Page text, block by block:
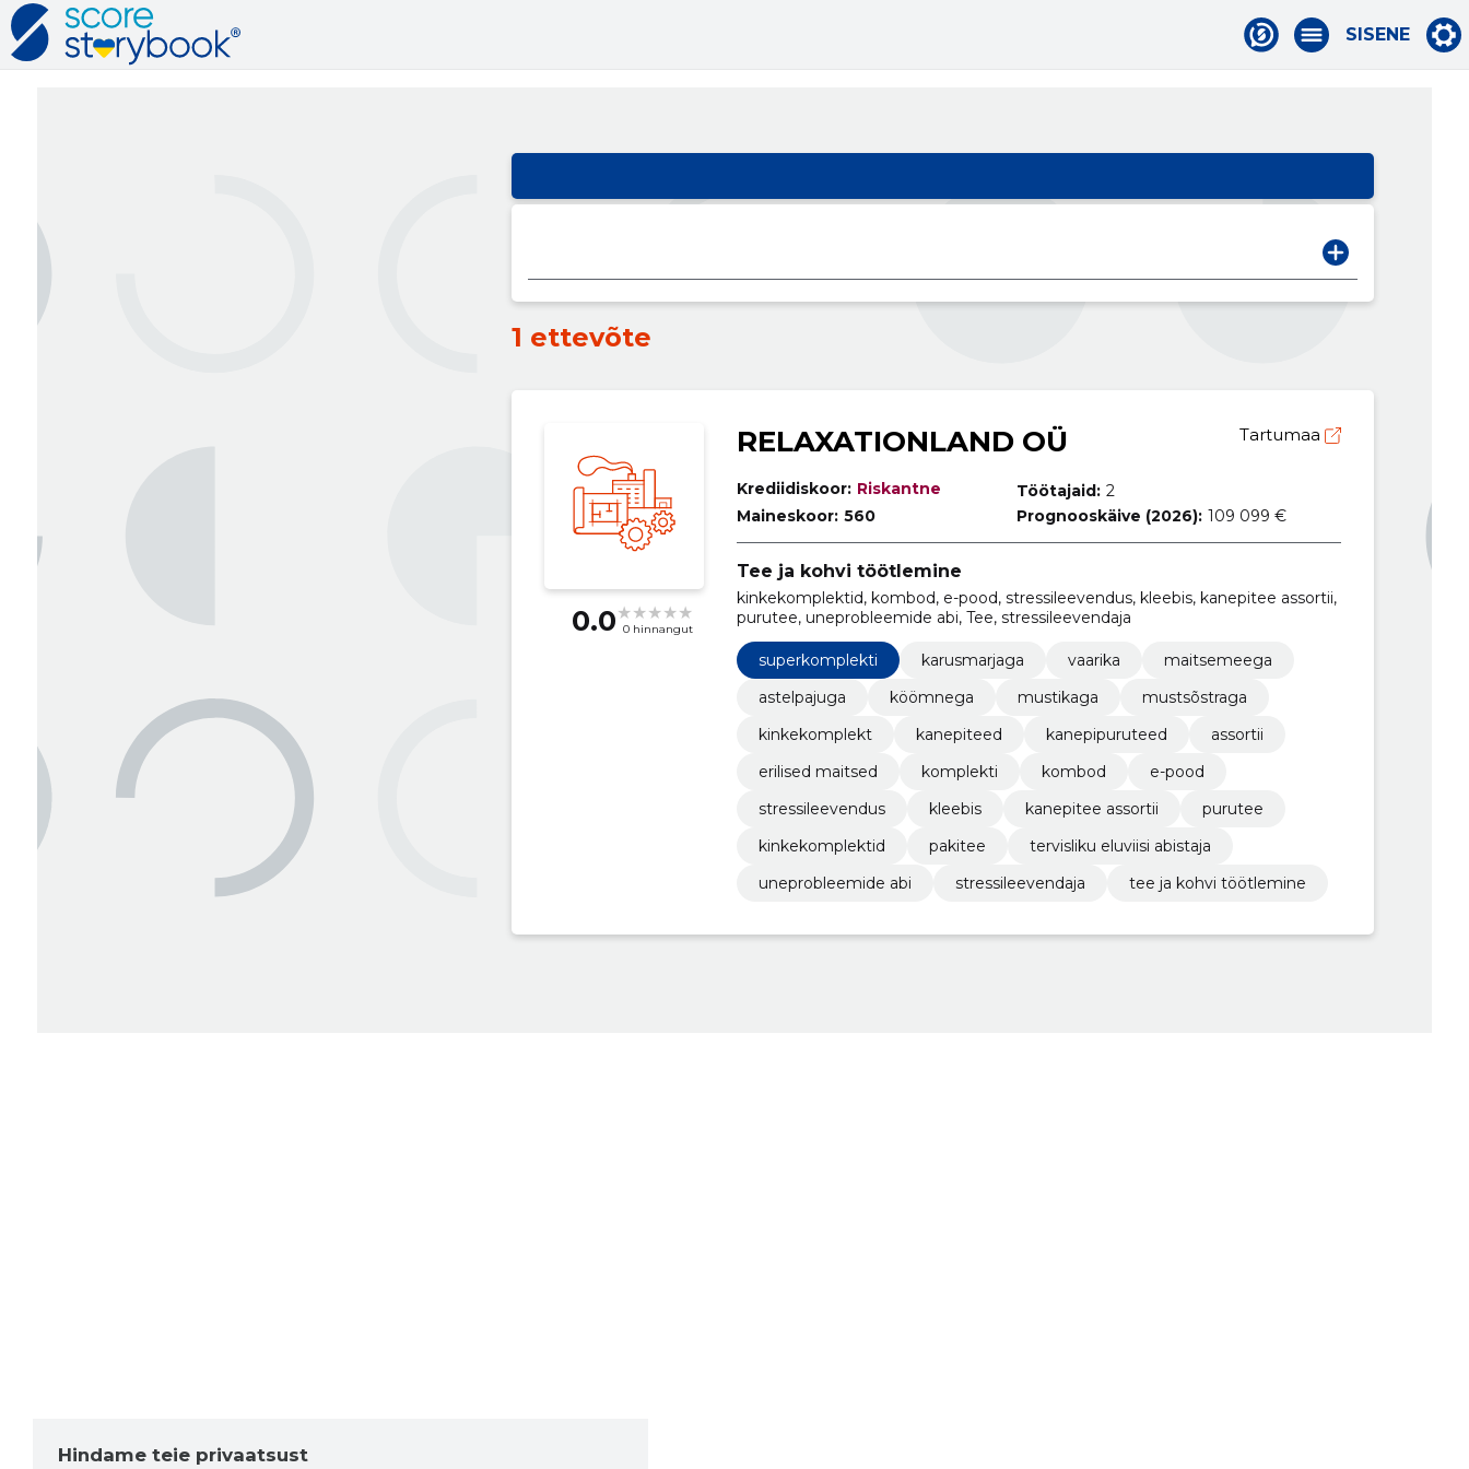
SISENE
1 ettevõte
0.0 0 hinnangut
RELAXATIONLAND OÜ Tartumaa
Krediidiskoor: Riskantne
Maineskoor: 560
Töötajaid: 2
Prognooskäive (2026): 109 099 €
Tee ja kohvi töötlemine
kinkekomplektid, kombod, e-pood, stressileevendus, kleebis, kanepitee assortii,
purutee, uneprobleemide abi, Tee, stressileevendaja
superkomplekti karusmarjaga vaarika
maitsemeega
astelpajuga
köömnega mustikaga
mustsõstraga
kinkekomplekt
kanepiteed kanepipuruteed
assortii
erilised maitsed
komplekti kombod
e-pood
stressileevendus
kleebis kanepitee assortii
purutee
kinkekomplektid
pakitee
tervisliku eluviisi abistaja
uneprobleemide abi
stressileevendaja tee ja kohvi töötlemine
Hindame teie privaatsust